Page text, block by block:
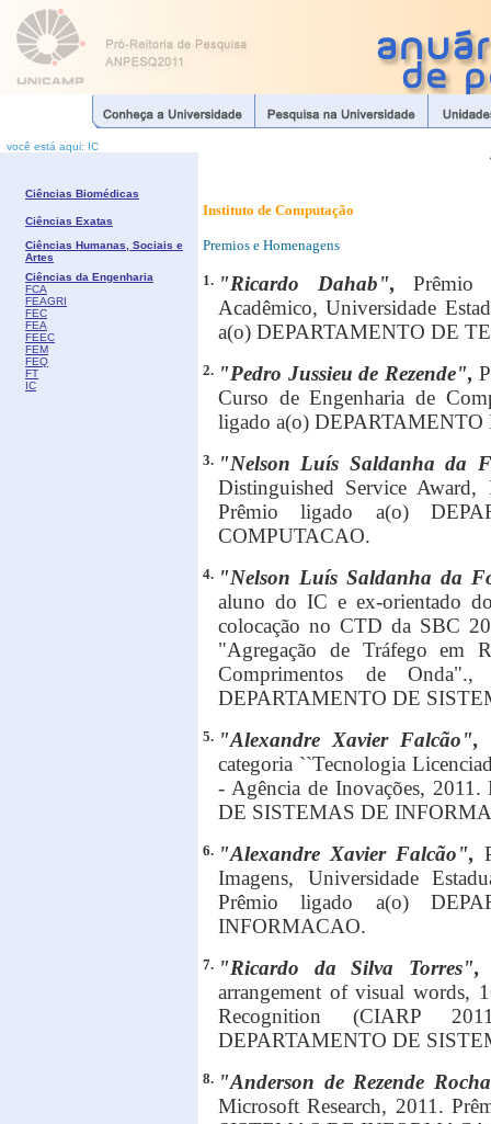
você está aqui: IC
Ciências Biomédicas
Ciências Exatas
Ciências Humanas, Sociais e
Artes
Ciências da Engenharia
FCA
FEAGRI
FEC
FEA
FEEC
FEM
FEQ
FT
IC
Instituto de Computação
Premios e Homenagens
1. "Ricardo Dahab",Prêmio
Acadêmico, Universidade
a(o) DEPARTAMENTO DE
2. "Pedro Jussieu de Rezende",
Curso de Engenharia de
ligado a(o)
3. "Nelson Luís Saldanha da
Distinguished Service
Prêmio ligado a(o)
COMPUTACAO.
4. "Nelson Luís Saldanha da
aluno do IC e ex-orientado
colocação no CTD da SBC
"Agregação de Tráfego em
Comprimentos de
DEPARTAMENTO DE
5. "Alexandre Xavier Falcão",
categoria ``Tecnologia
- Agência de Inovações,
DE SISTEMAS DE
6. "Alexandre Xavier Falcão",
Imagens, Universidade
Prêmio ligado a(o)
INFORMACAO.
7. "Ricardo da Silva
arrangement of visual words,
Recognition (CIARP
DEPARTAMENTO DE
8. "Anderson de Rezende
Microsoft Research, 2011.